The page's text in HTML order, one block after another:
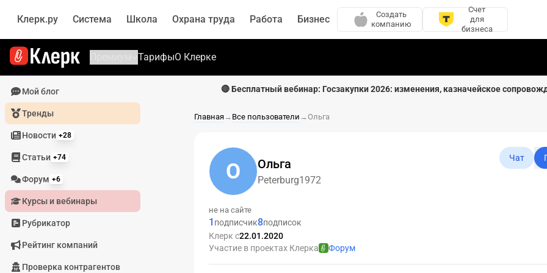
Клерк.ру Система Школа Охрана труда Работа Бизнес
Создать
компанию
Счет
для
бизнеса
ТарифыО Клерке
Мой блог
Тренды
Новости +28
Статьи +74
Форум +6
Курсы и вебинары
Рубрикатор
Рейтинг компаний
Проверка контрагентов
🔴 Бесплатный вебинар: Госзакупки 2026: изменения, казначейское
Главная→ Все пользователи → Ольга
О Ольга
Peterburg1972
Чат
не на сайте
1 подписчик8подписок
Клерк с22.01.2020
Участие в проектах Клерка
Форум